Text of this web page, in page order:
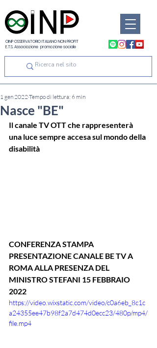
OINP OSSERVATORIO ITALIANO NON PROFIT
E.T.S. Associazione promozione sociale
Nasce "BE"
1 gen 2022Tempo di lettura: 6 min
Il canale TV OTT che rappresenterà
una luce sempre accesa sul mondo della
disabilità
CONFERENZA STAMPA
PRESENTAZIONE CANALE BE TV A
ROMA ALLA PRESENZA DEL
MINISTRO STEFANI 15 FEBBRAIO
2022
https://video.wixstatic.com/video/c0a6eb_8c1c
a24355ee47b98f2a7d474d0ecc23/480p/mp4/
file.mp4